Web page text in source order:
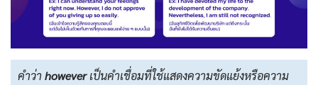
คำว่า howeverเป็นคำเชื่อมที่ใช้แสดงความขัดแย้งหรือความ